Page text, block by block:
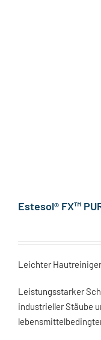
Estesol® FX™
Leichter
Leistungsstarker
industrieller Stäube